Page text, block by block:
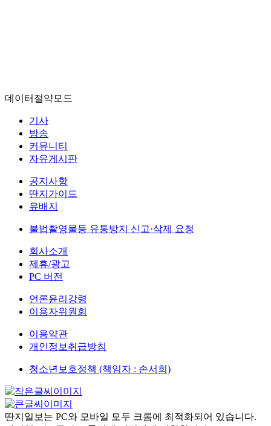
데이터절약모드
기사
방송
커뮤니티
자유게시판
공지사항
딴지가이드
유배지
불법촬영물등 유통방지 신고·삭제 요청
회사소개
제휴/광고
PC 버전
언론윤리강령
이용자위원회
이용약관
개인정보취급방침
청소년보호정책 (책임자 : 손서희)
딴지일보는 PC와 모바일 모두 크롬에 최적화되어 있습니다.